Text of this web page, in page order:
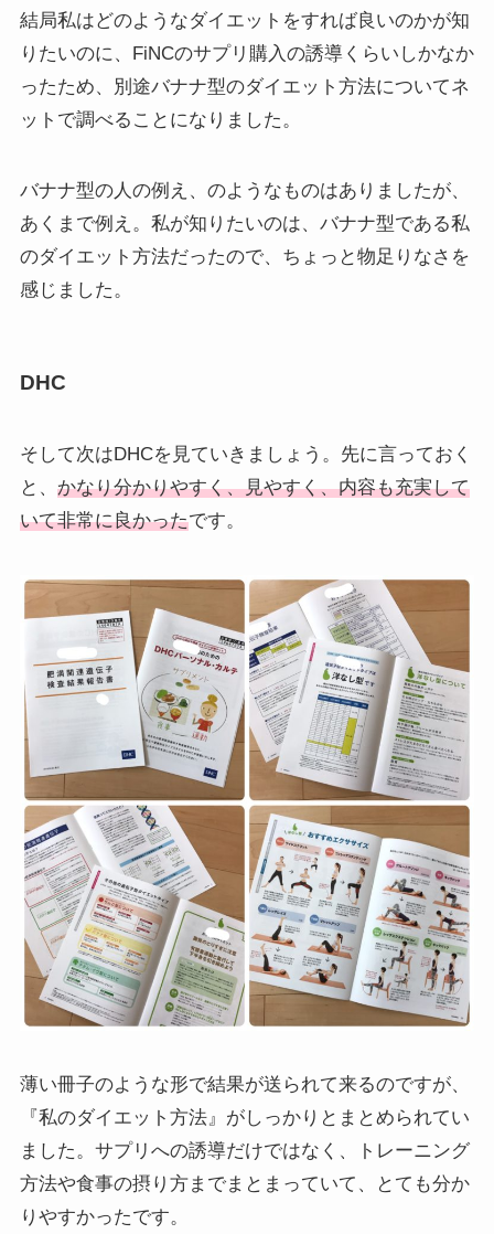
結局私はどのようなダイエットをすれば良いのかが知
りたいのに、FiNCのサプリ購入の誘導くらいしかなか
ったため、別途バナナ型のダイエット方法についてネ
ットで調べることになりました。
バナナ型の人の例え、のようなものはありましたが、
あくまで例え。私が知りたいのは、バナナ型である私
のダイエット方法だったので、ちょっと物足りなさを
感じました。
DHC
そして次はDHCを見ていきましょう。先に言っておく
と、 かなり分かりやすく、見やすく、内容も充実して
いて非常に良かったです。
薄い冊子のような形で結果が送られて来るのですが、
『私のダイエット方法』がしっかりとまとめられてい
ました。サプリへの誘導だけではなく、トレーニング
方法や食事の摂り方までまとまっていて、とても分か
りやすかったです。